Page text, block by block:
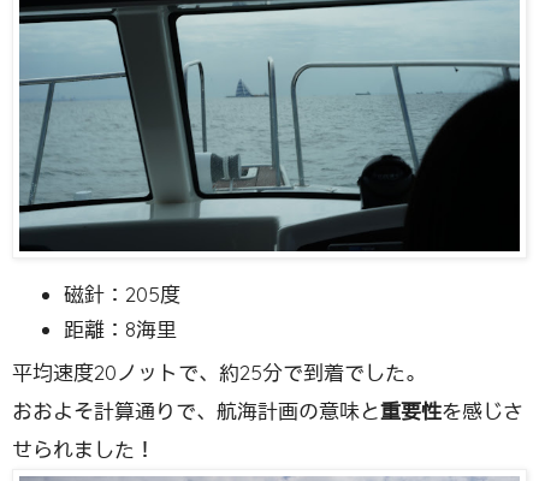
磁針：205度
距離：8海里
平均速度20ノットで、約25分で到着でした。
おおよそ計算通りで、航海計画の意味と重要性を感じさ
せられました！